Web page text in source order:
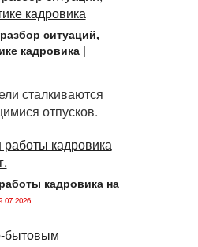
ситуаций,
кадровика|
сталкиваются
отпусков.
кадровика на